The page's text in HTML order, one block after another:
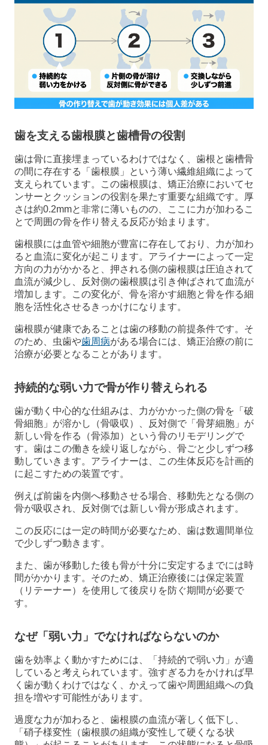
歯を支える歯根膜と歯槽骨の役割
歯は骨に直接埋まっているわけではなく、歯根と歯槽骨
の間に存在する「歯根膜」という薄い繊維組織によって
支えられています。この歯根膜は、矯正治療においてセ
ンサーとクッションの役割を果たす重要な組織です。厚
さは約0.2mmと非常に薄いものの、ここに力が加わるこ
とで周囲の骨を作り替える反応が始まります。
歯根膜には血管や細胞が豊富に存在しており、力が加わ
ると血流に変化が起こります。アライナーによって一定
方向の力がかかると、押される側の歯根膜は圧迫されて
血流が減少し、反対側の歯根膜は引き伸ばされて血流が
増加します。この変化が、骨を溶かす細胞と骨を作る細
胞を活性化させるきっかけになります。
歯根膜が健康であることは歯の移動の前提条件です。そ
のため、虫歯や歯周病がある場合には、矯正治療の前に
治療が必要となることがあります。
持続的な弱い力で骨が作り替えられる
歯が動く中心的な仕組みは、力がかかった側の骨を「破
骨細胞」が溶かし（骨吸収）、反対側で「骨芽細胞」が
新しい骨を作る（骨添加）という骨のリモデリングで
す。歯はこの働きを繰り返しながら、骨ごと少しずつ移
動していきます。アライナーは、この生体反応を計画的
に起こすための装置です。
例えば前歯を内側へ移動させる場合、移動先となる側の
骨が吸収され、反対側では新しい骨が形成されます。
この反応には一定の時間が必要なため、歯は数週間単位
で少しずつ動きます。
また、歯が移動した後も骨が十分に安定するまでには時
間がかかります。そのため、矯正治療後には保定装置
（リテーナー）を使用して後戻りを防ぐ期間が必要で
す。
なぜ「弱い力」でなければならないのか
歯を効率よく動かすためには、「持続的で弱い力」が適
していると考えられています。強すぎる力をかければ早
く歯が動くわけではなく、かえって歯や周囲組織への負
担を増やす可能性があります。
過度な力が加わると、歯根膜の血流が著しく低下し、
「硝子様変性（歯根膜の組織が変性して硬くなる状